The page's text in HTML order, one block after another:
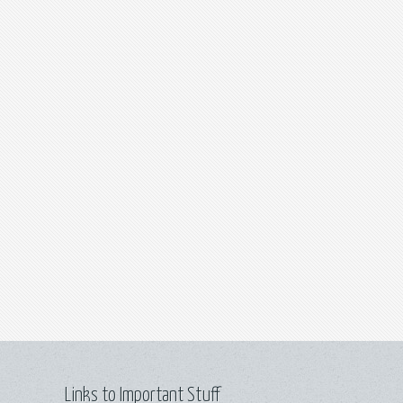
Links to Important Stuff